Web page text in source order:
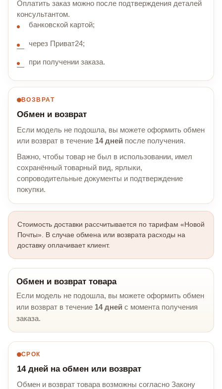
Оплатить заказ можно после подтверждения деталей
консультантом.
банковской картой;
через Приват24;
при получении заказа.
ВОЗВРАТ
Обмен и возврат
Если модель не подошла, вы можете оформить обмен
или возврат в течение 14 дней после получения.
Важно, чтобы товар не был в использовании, имел
сохранённый товарный вид, ярлыки,
сопроводительные документы и подтверждение
покупки.
Стоимость доставки рассчитывается по тарифам «Новой
Почты». В случае обмена или возврата расходы на
доставку оплачивает клиент.
Обмен и возврат товара
Если модель не подошла, вы можете оформить обмен
или возврат в течение 14 дней с момента получения
заказа.
СРОК
14 дней на обмен или возврат
Обмен и возврат товара возможны согласно Закону